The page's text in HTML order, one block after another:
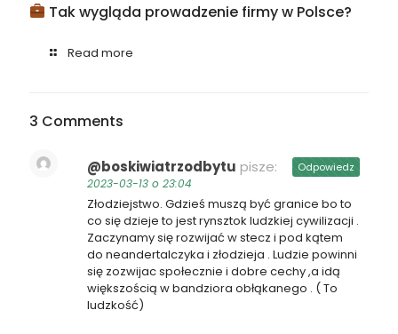
Tak wygląda prowadzenie firmy w Polsce?
Read more
3 Comments
@boskiwiatrzodbytu pisze:
2023-03-13 o 23:04
Złodziejstwo. Gdzieś muszą być granice bo to
co się dzieje to jest rynsztok ludzkiej cywilizacji .
Zaczynamy się rozwijać w stecz i pod kątem
do neandertalczyka i złodzieja . Ludzie powinni
się zozwijac społecznie i dobre cechy ,a idą
większością w bandziora obłąkanego . ( To
ludzkość)
Odpowiedz